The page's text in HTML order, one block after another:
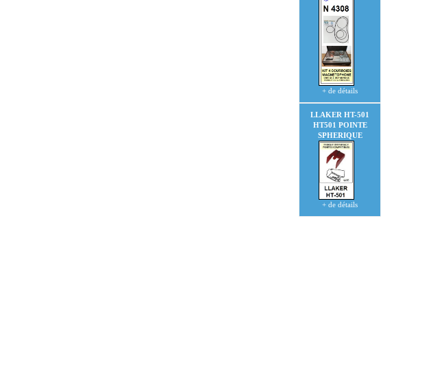
+ de détails
LLAKER HT-501
HT501 POINTE
SPHERIQUE
+ de détails